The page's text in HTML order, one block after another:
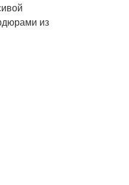
из